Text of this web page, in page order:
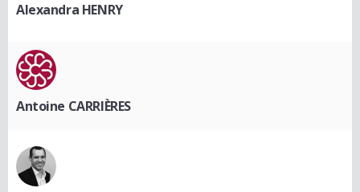
Alexandra HENRY
Antoine CARRIÈRES